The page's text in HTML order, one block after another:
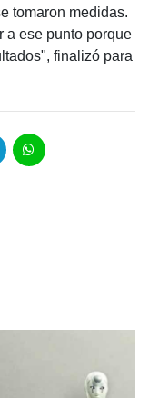
tomaron medidas.
a ese punto porque
finalizó para